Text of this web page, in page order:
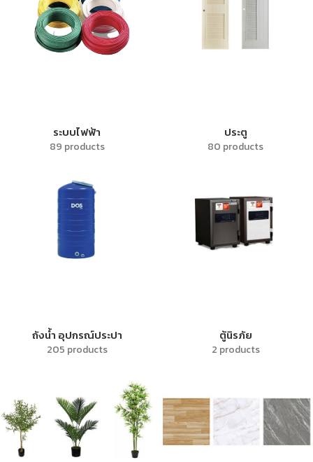
ระบบไฟฟ้า
89 products
ประตู
80 products
ถังน้ำ อุปกรณ์ประปา
205 products
ตู้นิรภัย
2 products